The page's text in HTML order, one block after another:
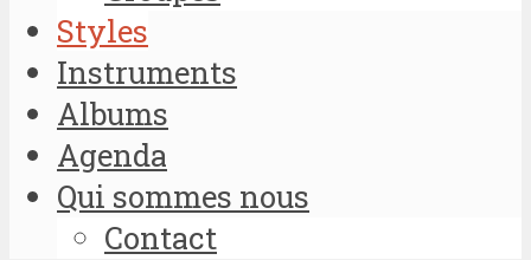
Styles
Instruments
Albums
Agenda
Qui sommes nous
Contact